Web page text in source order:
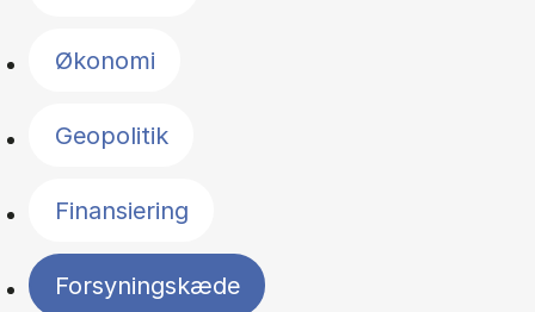
Økonomi
Geopolitik
Finansiering
Forsyningskæde